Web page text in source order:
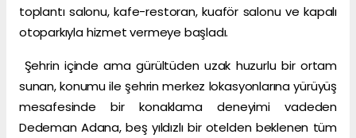
toplantı salonu, kafe-restoran, kuaför salonu ve kapalı
otoparkıyla hizmet vermeye başladı.
Şehrin içinde ama gürültüden uzak huzurlu bir ortam
sunan, konumu ile şehrin merkez lokasyonlarına yürüyüş
mesafesinde bir konaklama deneyimi vadeden
Dedeman Adana, beş yıldızlı bir otelden beklenen tüm